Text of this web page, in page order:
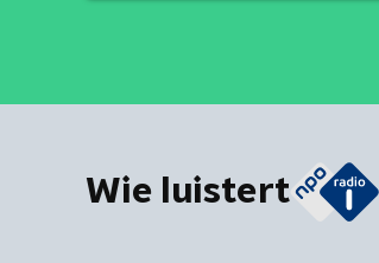
Wie luistert